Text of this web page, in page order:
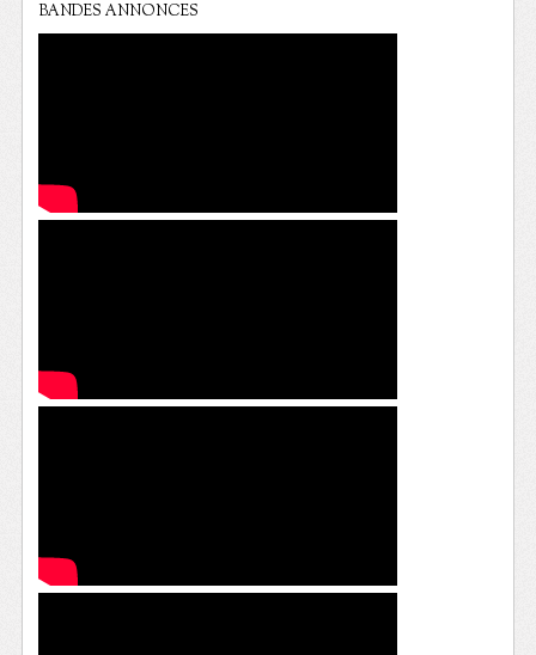
BANDES ANNONCES